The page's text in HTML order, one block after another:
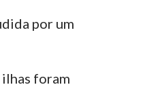
por um
foram